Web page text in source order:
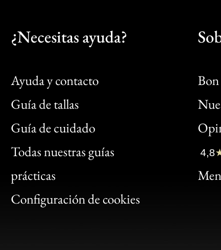
¿Necesitas ayuda?
Ayuda y contacto
Guía de tallas
Guía de cuidado
Todas nuestras guías
prácticas
Configuración de cookies
Bon
Clic
Bon
4,8